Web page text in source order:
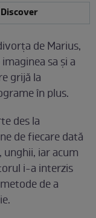
de Marius,
sa şi a
grijă la
în plus.
des la
de fiecare dată
unghii, iar acum
i-a interzis
de a